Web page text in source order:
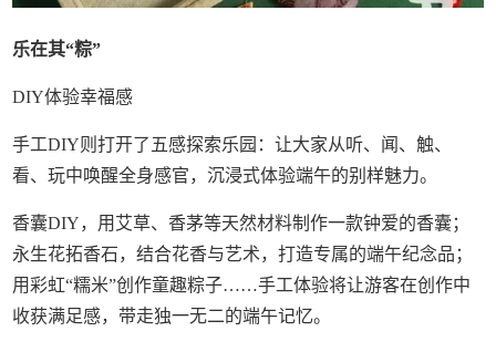
乐在其“粽”
DIY体验幸福感
手工DIY则打开了五感探索乐园：让大家从听、闻、触、
看、玩中唤醒全身感官，沉浸式体验端午的别样魅力。
香囊DIY，用艾草、香茅等天然材料制作一款钟爱的香囊；
永生花拓香石，结合花香与艺术，打造专属的端午纪念品；
用彩虹“糯米”创作童趣粽子……手工体验将让游客在创作中
收获满足感，带走独一无二的端午记忆。